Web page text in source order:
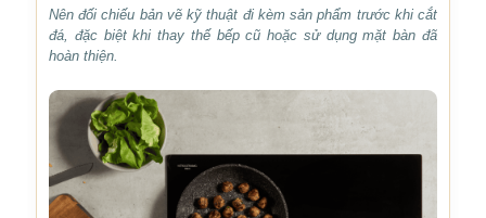
Nên đối chiếu bản vẽ kỹ thuật đi kèm sản phẩm trước khi cắt
đá, đặc biệt khi thay thế bếp cũ hoặc sử dụng mặt bàn đã
hoàn thiện.